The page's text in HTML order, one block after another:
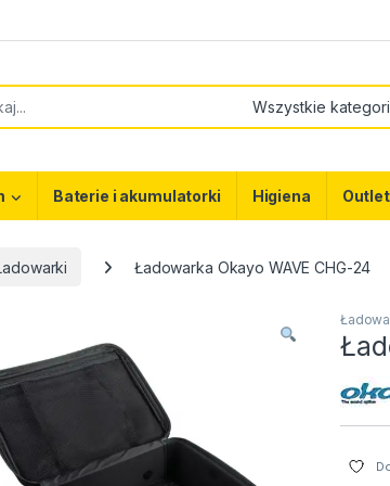
Baterie i akumulatorki Higiena Outlet
Ładowarka Okayo WAVE CHG-24